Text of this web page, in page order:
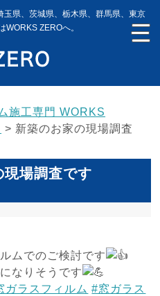
県、茨城県、栃木県、群馬県、東京
ZEROへ。
施工専門 WORKS
> 新築のお家の現場調査
現場調査です
ムでのご検討です
なりそうです
ガラスフィルム #窓ガラス